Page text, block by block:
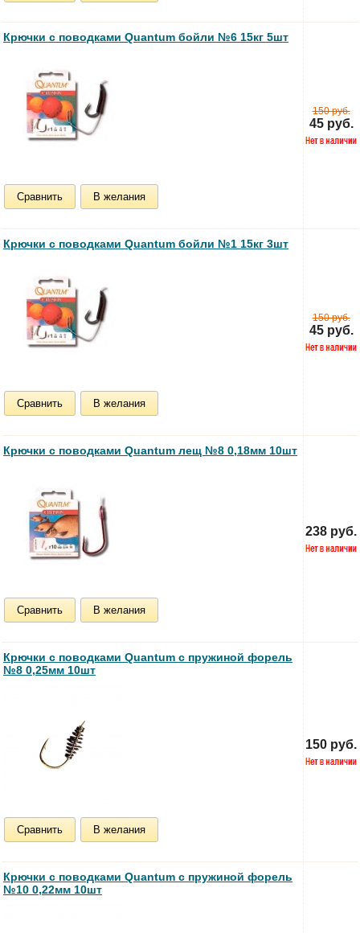
Крючки с поводками Quantum бойли №6 15кг 5шт
Сравнить В желания
150 руб.
45 руб.
Крючки с поводками Quantum бойли №1 15кг 3шт
Сравнить В желания
150 руб.
45 руб.
Крючки с поводками Quantum лещ №8 0,18мм 10шт
Сравнить В желания
238 руб.
Крючки с поводками Quantum с пружиной форель
№8 0,25мм 10шт
Сравнить В желания
150 руб.
Крючки с поводками Quantum с пружиной форель
№10 0,22мм 10шт